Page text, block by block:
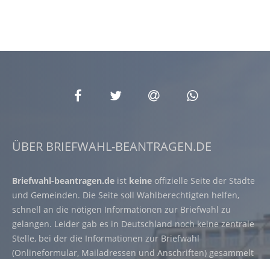
ÜBER BRIEFWAHL-BEANTRAGEN.DE
Briefwahl-beantragen.de ist keine offizielle Seite der Städte
und Gemeinden. Die Seite soll Wahlberechtigten helfen,
schnell an die nötigen Informationen zur Briefwahl zu
gelangen. Leider gab es in Deutschland noch keine zentrale
Stelle, bei der die Informationen zur Briefwahl
(Onlineformular, Mailadressen und Anschriften) gesammelt